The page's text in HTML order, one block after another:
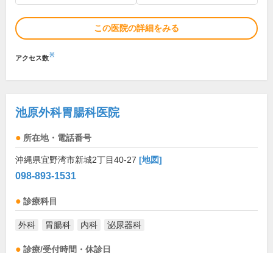
この医院の詳細をみる
アクセス数※
池原外科胃腸科医院
所在地・電話番号
沖縄県宜野湾市新城2丁目40-27 [地図]
098-893-1531
診療科目
外科 胃腸科 内科 泌尿器科
診療/受付時間・休診日